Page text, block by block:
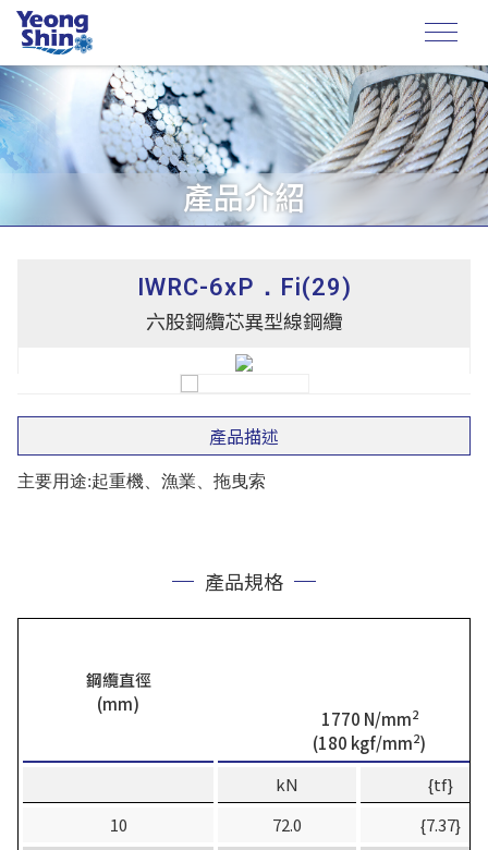
產品介紹
IWRC-6xP．Fi(29)
六股鋼纜芯異型線鋼纜
產品描述
主要用途:起重機、漁業、拖曳索
產品規格
鋼纜直徑
(mm)
1770 N/mm2
(180 kgf/mm2)
kN
{tf}
10
72.0
{7.37}